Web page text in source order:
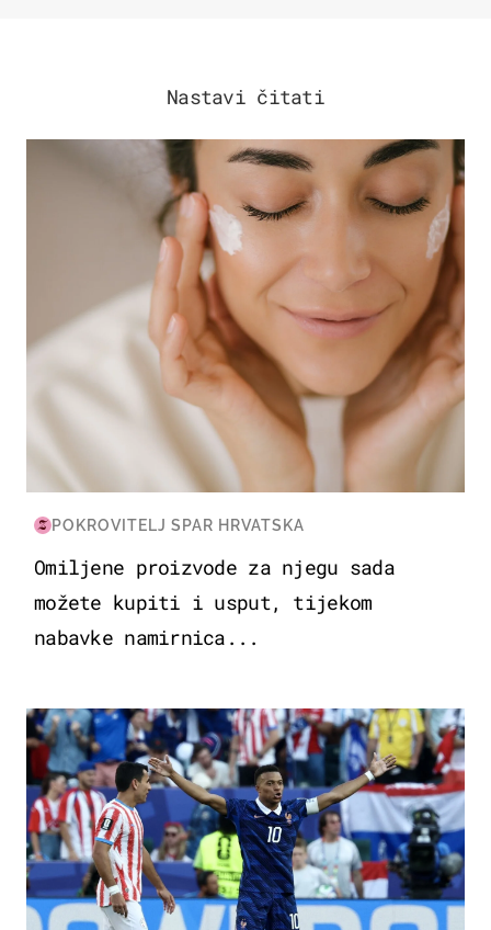
Nastavi čitati
MODA & LJEPOTA
POKROVITELJ SPAR HRVATSKA
Omiljene proizvode za njegu sada
možete kupiti i usput, tijekom
nabavke namirnica...
SVJETSKO PRVENSTVO 2026